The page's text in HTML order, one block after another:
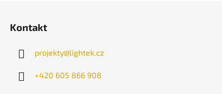
Kontakt
projekty@lightek.cz
+420 605 866 908